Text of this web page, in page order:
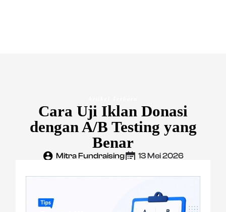
Cara Uji Iklan Donasi
dengan A/B Testing yang
Benar
Mitra Fundraising 13 Mei 2026